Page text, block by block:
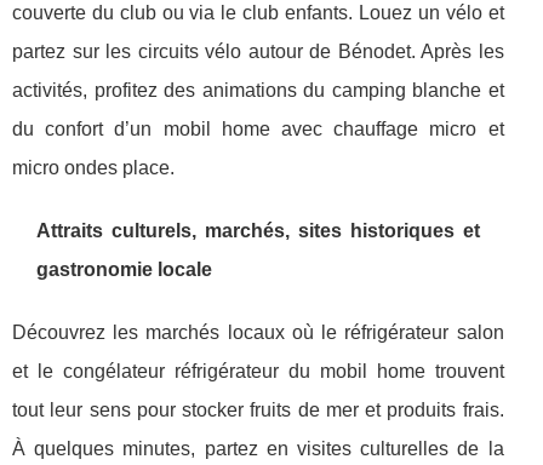
couverte du club ou via le club enfants. Louez un vélo et
partez sur les circuits vélo autour de Bénodet. Après les
activités, profitez des animations du camping blanche et
du confort d’un mobil home avec chauffage micro et
micro ondes place.
Attraits culturels, marchés, sites historiques et
gastronomie locale
Découvrez les marchés locaux où le réfrigérateur salon
et le congélateur réfrigérateur du mobil home trouvent
tout leur sens pour stocker fruits de mer et produits frais.
À quelques minutes, partez en visites culturelles de la